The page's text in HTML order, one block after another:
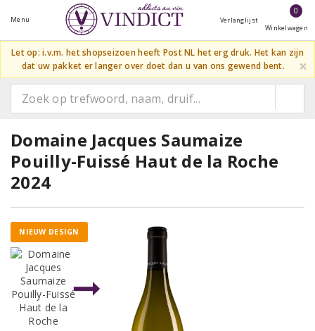
Menu Verlanglijst
0
Winkelwagen
Let op: i.v.m. het shopseizoen heeft Post NL het erg druk. Het kan zijn
dat uw pakket er langer over doet dan u van ons gewend bent.
×
Domaine Jacques Saumaize
Pouilly-Fuissé Haut de la Roche
2024
NIEUW DESIGN